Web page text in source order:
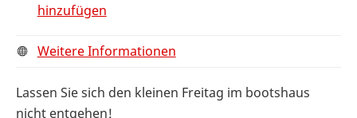
hinzufügen
Weitere Informationen
Lassen Sie sich den kleinen Freitag im bootshaus
nicht entgehen!